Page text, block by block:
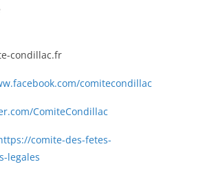
condillac.fr
comitecondillac
ComiteCondillac
comite-des-fetes-
legales